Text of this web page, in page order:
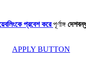
প্রবেশ করে পূর্ণাঙ্গ
APPLY BUTTON